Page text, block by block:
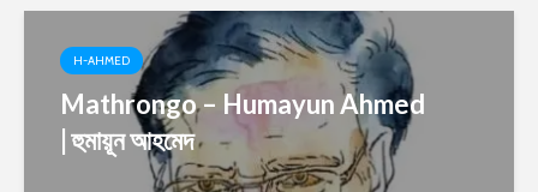
H-AHMED
Mathrongo – Humayun Ahmed
| হুমায়ূন আহমেদ